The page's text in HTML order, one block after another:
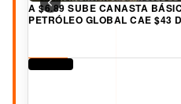
A $6.89 SUBE CANASTA
PETRÓLEO GLOBAL CAE $43
DERECHOS